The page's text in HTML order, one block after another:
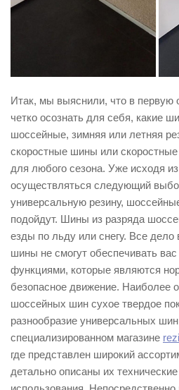
Итак, мы выяснили, что в первую
четко осознать для себя, какие
шоссейные, зимняя или летняя
скоростные шины или
для любого сезона. Уже исходя
осуществляться следующий
универсальную резину,
подойдут. Шины из разряда
езды по льду или снегу. Все
шины не смогут обеспечивать
функциями, которые являются
безопасное движение. Наиболее
шоссейных шин сухое твердое
разнообразие универсальных
специализированном магазине
где представлен широкий
детально описаны их